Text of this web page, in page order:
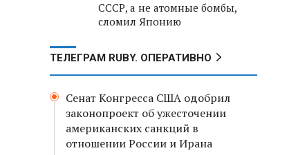
СССР, а не атомные бомбы,
сломил Японию
ТЕЛЕГРАМ RUBY. ОПЕРАТИВНО
Сенат Конгресса США одобрил
законопроект об ужесточении
американских санкций в
отношении России и Ирана